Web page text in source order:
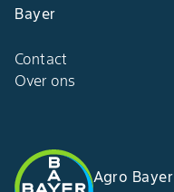
Bayer
Contact
Over ons
Agro Bayer